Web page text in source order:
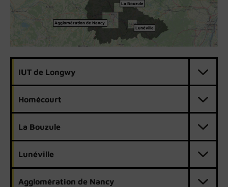
La Bouzule
Agglomération de Nancy
Lunéville
IUT de Longwy
Homécourt
La Bouzule
Lunéville
Agglomération de Nancy